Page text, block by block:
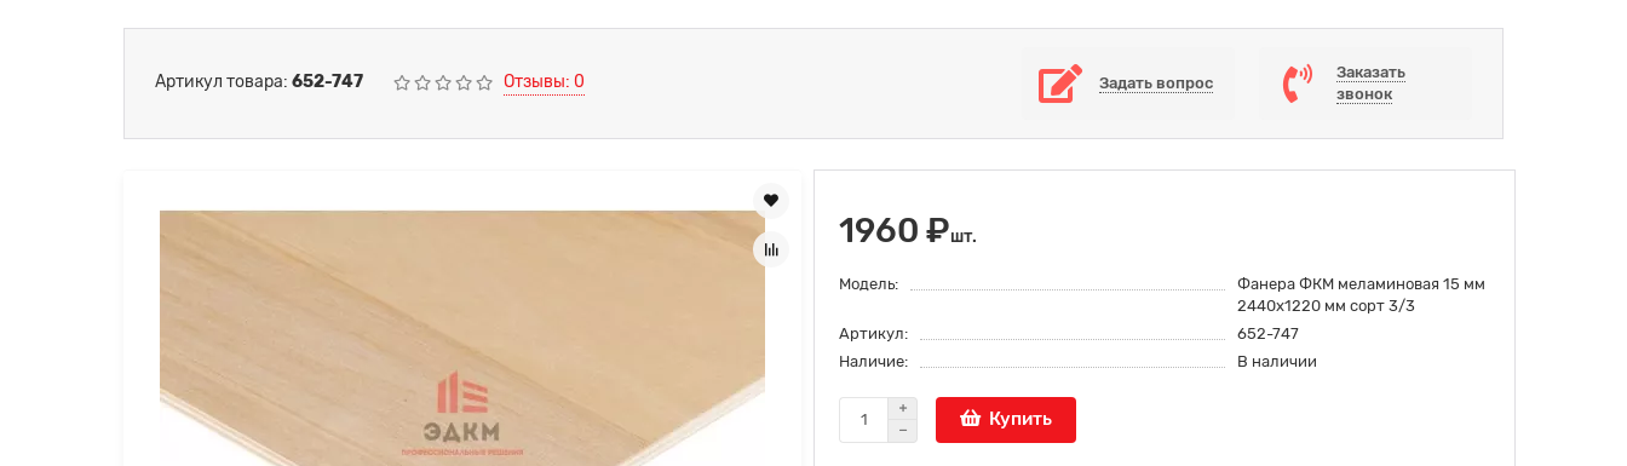
Артикул товара: 652-747 Отзывы: 0 Задать вопрос
Заказать
звонок
1960 ₽шт.
Модель:
Фанера ФКМ меламиновая 15 мм
2440х1220 мм сорт 3/3
Артикул:
652-747
Наличие:
В наличии
Купить